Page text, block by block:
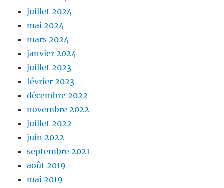
juillet 2024
mai 2024
mars 2024
janvier 2024
juillet 2023
février 2023
décembre 2022
novembre 2022
juillet 2022
juin 2022
septembre 2021
août 2019
mai 2019